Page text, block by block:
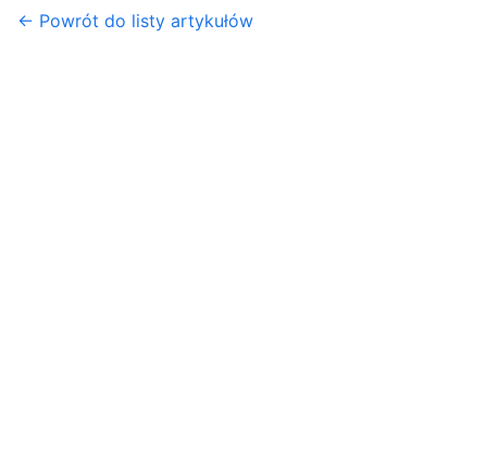
← Powrót do listy artykułów